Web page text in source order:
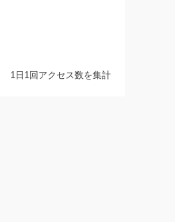
1日1回アクセス数を集計